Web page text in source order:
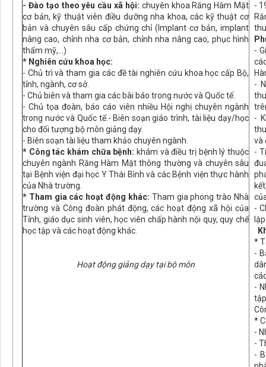
- Đào tạo theo yêu cầu xã hội: chuyên khoa Răng Hàm Mặt
cơ bản, kỹ thuật viên điều dưỡng nha khoa, các kỹ thuật cơ
bản và chuyên sâu cấp chứng chỉ (Implant cơ bản, implant
nâng cao, chỉnh nha cơ bản, chỉnh nha nâng cao, phục hình
thẩm mỹ,…)
* Nghiên cứu khoa học:
- Chủ trì và tham gia các đề tài nghiên cứu khoa học cấp Bộ,
tỉnh, ngành, cơ sở.
- Chủ biên và tham gia các bài báo trong nước và Quốc tế.
- Chủ tọa đoàn, báo cáo viên nhiều Hội nghị chuyên ngành
trong nước và Quốc tế.- Biên soạn giáo trình, tài liệu dạy/học
cho đối tượng bộ môn giảng dạy.
- Biên soạn tài liệu tham khảo chuyên ngành.
* Công tác khám chữa bệnh: khám và điều trị bệnh lý thuộc
chuyên ngành Răng Hàm Mặt thông thường và chuyên sâu
tại Bệnh viện đại học Y Thái Bình và các Bệnh viện thực hành
của Nhà trường.
* Tham gia các hoạt động khác: Tham gia phong trào Nhà
trường và Công đoàn phát động, các hoạt động xã hội của
Tỉnh, giáo dục sinh viên, học viên chấp hành nội quy, quy chế
học tập và các hoạt động khác.
Hoạt động giảng dạy tại bộ môn
-
-
-
-
và
-
-
*
-
-
*
-
-
-